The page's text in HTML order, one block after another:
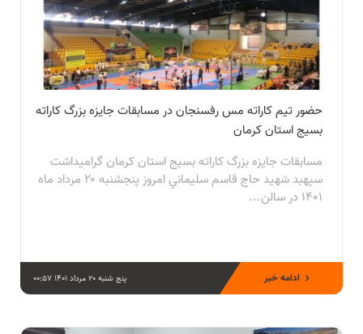
حضور تیم کاراته مس رفسنجان در مسابقات جايزه بزرگ كاراته
بسيج استان كرمان
مسابقات جايزه بزرگ كاراته بسيج استان كرمان گراميداشت
سپهبد شهيد حاج قاسم سليماني امروز پنجشنبه ۲۰ مرداد ماه
۱۴۰۱ در سالن...
پنج شنبه 20 مرداد 1401 00:57 ادامه خبر